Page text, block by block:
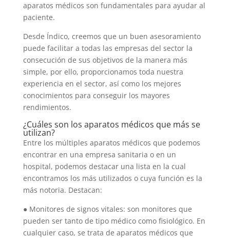
aparatos médicos son fundamentales para ayudar al
paciente.
Desde Índico, creemos que un buen asesoramiento
puede facilitar a todas las empresas del sector la
consecución de sus objetivos de la manera más
simple, por ello, proporcionamos toda nuestra
experiencia en el sector, así como los mejores
conocimientos para conseguir los mayores
rendimientos.
¿Cuáles son los aparatos médicos que más se
utilizan?
Entre los múltiples aparatos médicos que podemos
encontrar en una empresa sanitaria o en un
hospital, podemos destacar una lista en la cual
encontramos los más utilizados o cuya función es la
más notoria. Destacan:
● Monitores de signos vitales: son monitores que
pueden ser tanto de tipo médico como fisiológico. En
cualquier caso, se trata de aparatos médicos que